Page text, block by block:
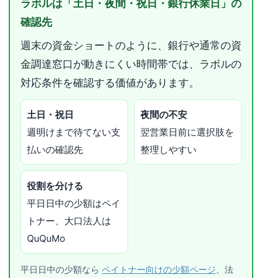
ラボルは「土日・夜間・祝日・銀行休業日」の
確認先
週末の資金ショートのように、銀行や通常の資
金調達窓口が動きにくい時間帯では、ラボルの
対応条件を確認する価値があります。
土日・祝日
週明けまで待てない支
払いの確認先
夜間の不安
翌営業日前に選択肢を
整理しやすい
役割を分ける
平日日中の少額はペイ
トナー、大口法人は
QuQuMo
平日日中の少額なら ペイトナー向けの少額ページ、法